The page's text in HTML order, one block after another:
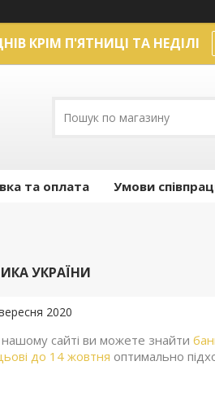
КРІМ П'ЯТНИЦІ ТА НЕДІЛІ
та оплата Умови
УКРАЇНИ
2020
сайті ви можете знайти
до 14 жовтня оптимально